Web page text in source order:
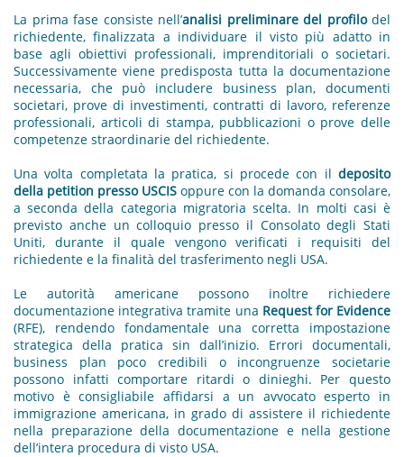
La prima fase consiste nell’analisi preliminare del profilo del
richiedente, finalizzata a individuare il visto più adatto in
base agli obiettivi professionali, imprenditoriali o societari.
Successivamente viene predisposta tutta la documentazione
necessaria, che può includere business plan, documenti
societari, prove di investimenti, contratti di lavoro, referenze
professionali, articoli di stampa, pubblicazioni o prove delle
competenze straordinarie del richiedente.
Una volta completata la pratica, si procede con il deposito
della petition presso USCIS oppure con la domanda consolare,
a seconda della categoria migratoria scelta. In molti casi è
previsto anche un colloquio presso il Consolato degli Stati
Uniti, durante il quale vengono verificati i requisiti del
richiedente e la finalità del trasferimento negli USA.
Le autorità americane possono inoltre richiedere
documentazione integrativa tramite una Request for Evidence
(RFE), rendendo fondamentale una corretta impostazione
strategica della pratica sin dall’inizio. Errori documentali,
business plan poco credibili o incongruenze societarie
possono infatti comportare ritardi o dinieghi. Per questo
motivo è consigliabile affidarsi a un avvocato esperto in
immigrazione americana, in grado di assistere il richiedente
nella preparazione della documentazione e nella gestione
dell’intera procedura di visto USA.